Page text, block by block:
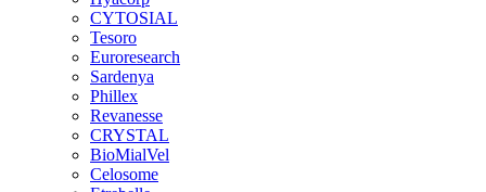
CYTOSIAL
Tesoro
Euroresearch
Sardenya
Phillex
Revanesse
CRYSTAL
BioMialVel
Celosome